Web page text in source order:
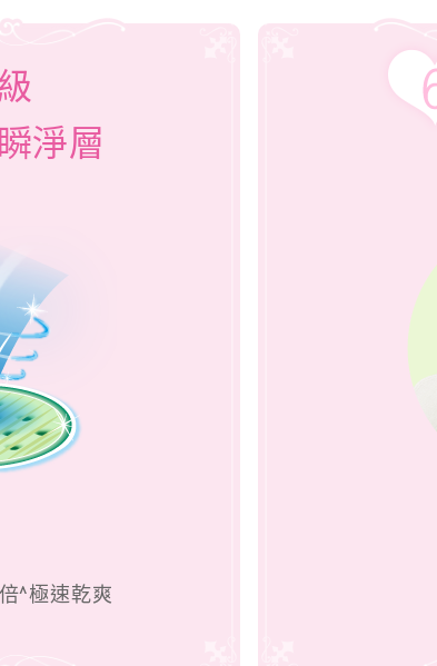
淨層
^極速乾爽